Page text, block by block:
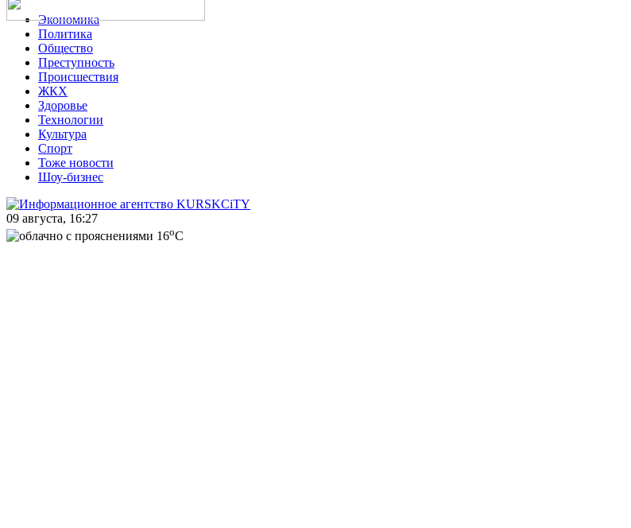
Экономика
Политика
Общество
Преступность
Происшествия
ЖКХ
Здоровье
Технологии
Культура
Спорт
Тоже новости
Шоу-бизнес
09 августа, 16:27
16oC